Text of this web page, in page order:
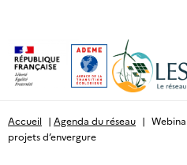
Accueil | Agenda du réseau |
projets d’envergure